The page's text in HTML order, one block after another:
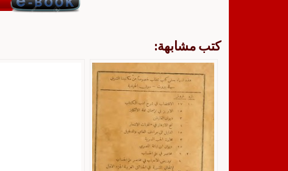
كتب مشابهة: